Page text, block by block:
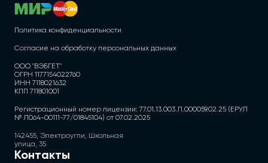
Политика конфиденциальности
Согласие на обработку персональных данных
ООО "ВЭБГЕТ"
ОГРН 1177154022760
ИНН 7118021632
КПП 711801001
Регистрационный номер лицензии: 77.01.13.003.Л.000059.02.25 (ЕРУЛ
№ Л064-00111-77/01845104) от 07.02.2025
142455, Электроугли, Школьная
улица, 35
Контакты